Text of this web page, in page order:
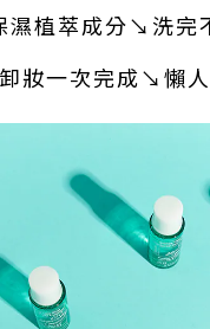
濕植萃成分↘洗完
妝一次完成↘懶